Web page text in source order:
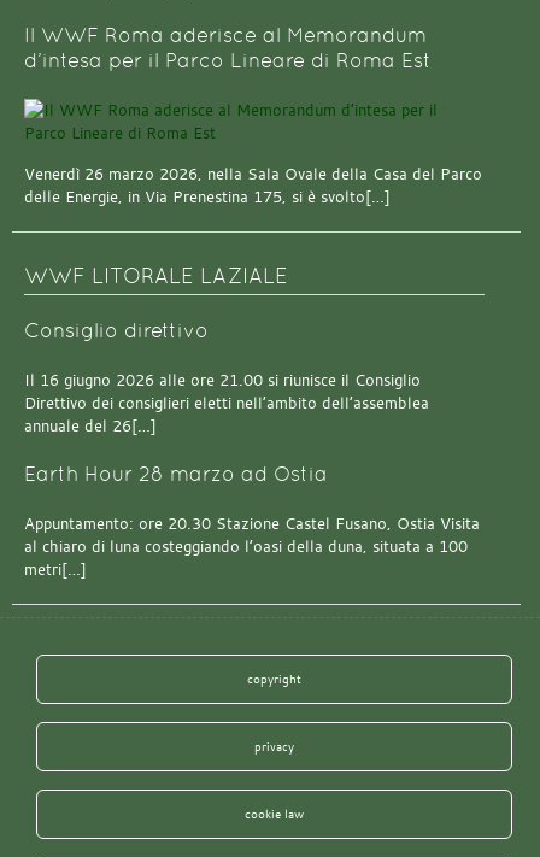
Il WWF Roma aderisce al Memorandum
d’intesa per il Parco Lineare di Roma Est
Venerdì 26 marzo 2026, nella Sala Ovale della Casa del Parco
delle Energie, in Via Prenestina 175, si è svolto[…]
WWF LITORALE LAZIALE
Consiglio direttivo
Il 16 giugno 2026 alle ore 21.00 si riunisce il Consiglio
Direttivo dei consiglieri eletti nell’ambito dell’assemblea
annuale del 26[…]
Earth Hour 28 marzo ad Ostia
Appuntamento: ore 20.30 Stazione Castel Fusano, Ostia Visita
al chiaro di luna costeggiando l’oasi della duna, situata a 100
metri[…]
copyright
privacy
cookie law